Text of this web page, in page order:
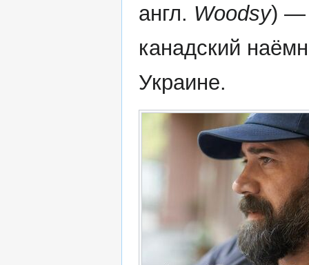
англ. Woodsy) —
канадский
Украине.